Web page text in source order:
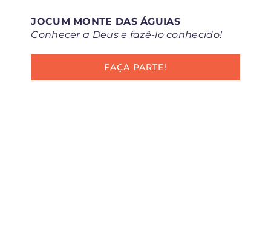
JOCUM MONTE DAS ÁGUIAS
Conhecer a Deus e fazê-lo conhecido!
FAÇA PARTE!